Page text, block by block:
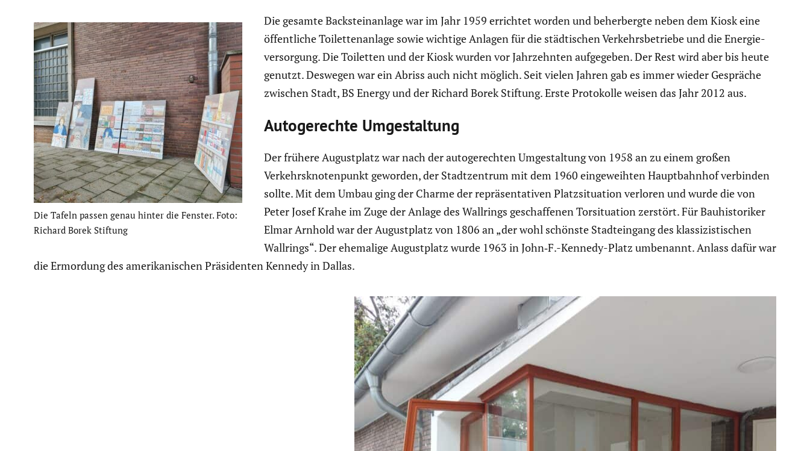
Die Tafeln passen genau hinter die Fenster. Foto:
Richard Borek Stiftung
Die gesamte Backstein­an­lage war im Jahr 1959 errichtet worden und beher­bergte neben dem Kiosk eine
öffent­liche Toilet­ten­an­lage sowie wichtige Anlagen für die städti­schen Verkehrs­be­triebe und die Energie­
ver­sor­gung. Die Toiletten und der Kiosk wurden vor Jahrzehnten aufge­geben. Der Rest wird aber bis heute
genutzt. Deswegen war ein Abriss auch nicht möglich. Seit vielen Jahren gab es immer wieder Gespräche
zwischen Stadt, BS Energy und der Richard Borek Stiftung. Erste Proto­kolle weisen das Jahr 2012 aus.
Autoge­rechte Umgestal­tung
Der frühere August­platz war nach der autoge­rechten Umgestal­tung von 1958 an zu einem großen
Verkehrs­kno­ten­punkt geworden, der Stadt­zen­trum mit dem 1960 einge­weihten Haupt­bahnhof verbinden
sollte. Mit dem Umbau ging der Charme der reprä­sen­ta­tiven Platz­si­tua­tion verloren und wurde die von
Peter Josef Krahe im Zuge der Anlage des Wallrings geschaf­fenen Torsi­tua­tion zerstört. Für Bauhis­to­riker
Elmar Arnhold war der August­platz von 1806 an „der wohl schönste Stadt­ein­gang des klassi­zis­ti­schen
Wallrings“. Der ehemalige August­platz wurde 1963 in John‑F.-Kennedy-Platz umbenannt. Anlass dafür war
die Ermordung des ameri­ka­ni­schen Präsi­denten Kennedy in Dallas.